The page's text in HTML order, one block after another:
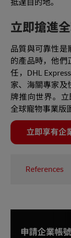
抵達目的地。
立即搶進
品質與可靠性是
的產品時，他們
任，DHL
家、海關專家及
牌推向世界。立
全球寵物事業版
立即享有企
References
Times,
申請企業帳號